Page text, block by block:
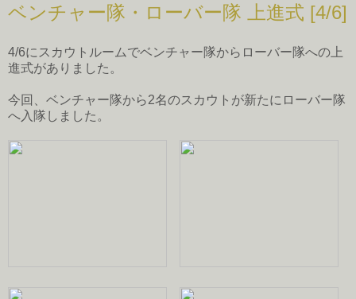
ベンチャー隊・ローバー隊 上進式 [4/6]
4/6にスカウトルームでベンチャー隊からローバー隊への上
進式がありました。
今回、ベンチャー隊から2名のスカウトが新たにローバー隊
へ入隊しました。